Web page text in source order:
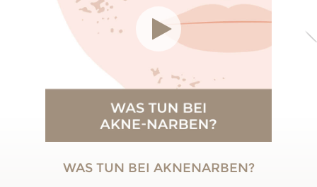
WAS TUN BEI AKNENARBEN?